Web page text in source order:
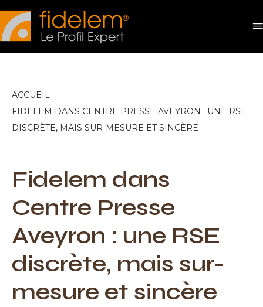
Panneau de gestion des cookies
ACCUEIL
FIDELEM DANS CENTRE PRESSE AVEYRON : UNE RSE
DISCRÈTE, MAIS SUR-MESURE ET SINCÈRE
Fidelem dans
Centre Presse
Aveyron : une RSE
discrète, mais sur-
mesure et sincère